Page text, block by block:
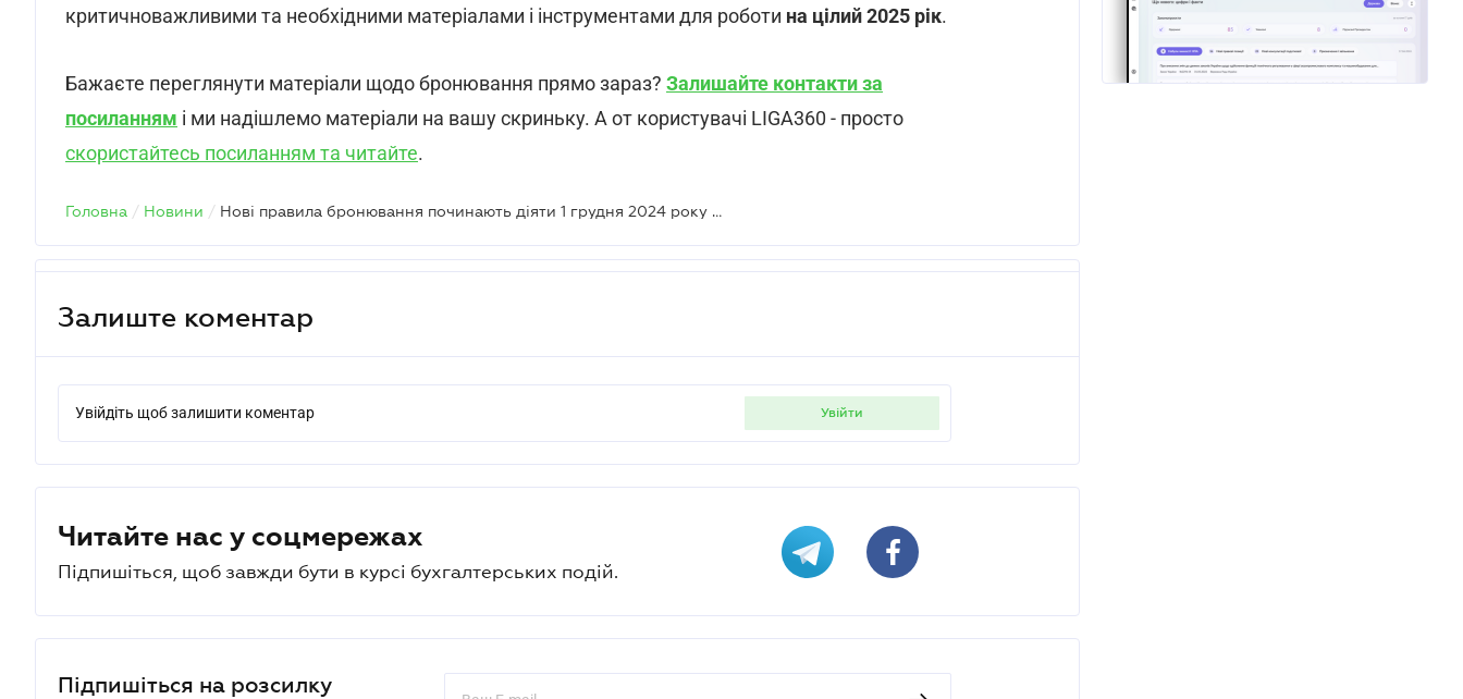
критичноважливими та необхідними матеріалами і інструментами для роботи на цілий 2025 рік.
Бажаєте переглянути матеріали щодо бронювання прямо зараз? Залишайте контакти за
посиланням і ми надішлемо матеріали на вашу скриньку. А от користувачі LIGA360 - просто
скористайтесь посиланням та читайте.
Головна / Новини / Нові правила бронювання починають діяти 1 грудня 2024 року – не пропустіть
Залиште коментар
Увійдіть щоб залишити коментар увійти
Читайте нас у соцмережах
Підпишіться, щоб завжди бути в курсі бухгалтерських подій.
Підпишіться на розсилку